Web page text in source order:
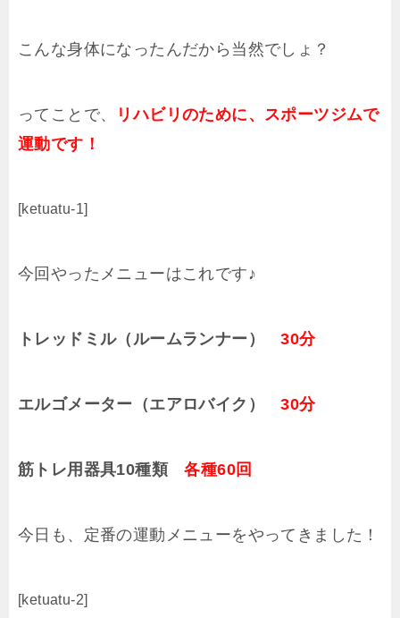
こんな身体になったんだから当然でしょ？
ってことで、
リハビリのために、スポーツジムで
運動です！
[ketuatu-1]
今回やったメニューはこれです♪
トレッドミル（ルームランナー）30分
エルゴメーター（エアロバイク）30分
筋トレ用器具10種類各種60回
今日も、定番の運動メニューをやってきました！
[ketuatu-2]